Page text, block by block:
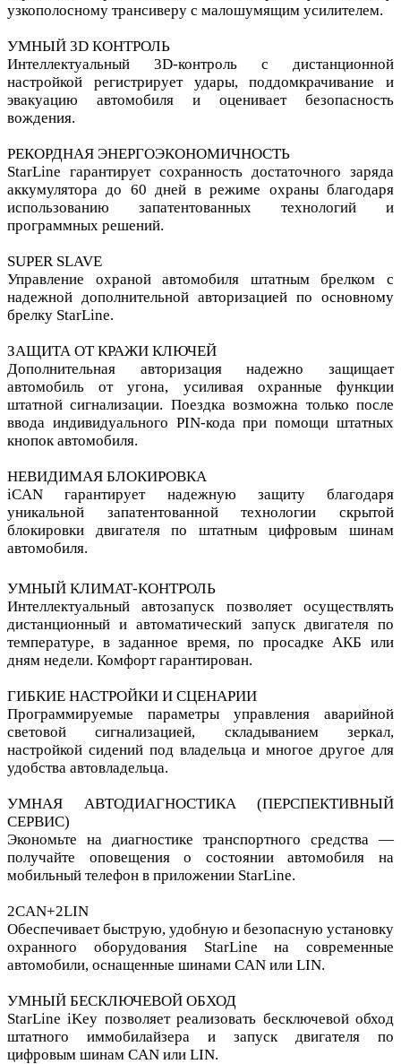
узкополосному трансиверу с малошумящим усилителем.
УМНЫЙ 3D КОНТРОЛЬ
Интеллектуальный 3D-контроль с дистанционной
настройкой регистрирует удары, поддомкрачивание и
эвакуацию автомобиля и оценивает безопасность
вождения.
РЕКОРДНАЯ ЭНЕРГОЭКОНОМИЧНОСТЬ
StarLine гарантирует сохранность достаточного заряда
аккумулятора до 60 дней в режиме охраны благодаря
использованию запатентованных технологий и
программных решений.
SUPER SLAVE
Управление охраной автомобиля штатным брелком с
надежной дополнительной авторизацией по основному
брелку StarLine.
ЗАЩИТА ОТ КРАЖИ КЛЮЧЕЙ
Дополнительная авторизация надежно защищает
автомобиль от угона, усиливая охранные функции
штатной сигнализации. Поездка возможна только после
ввода индивидуального PIN-кода при помощи штатных
кнопок автомобиля.
НЕВИДИМАЯ БЛОКИРОВКА
iCAN гарантирует надежную защиту благодаря
уникальной запатентованной технологии скрытой
блокировки двигателя по штатным цифровым шинам
автомобиля.
УМНЫЙ КЛИМАТ-КОНТРОЛЬ
Интеллектуальный автозапуск позволяет осуществлять
дистанционный и автоматический запуск двигателя по
температуре, в заданное время, по просадке АКБ или
дням недели. Комфорт гарантирован.
ГИБКИЕ НАСТРОЙКИ И СЦЕНАРИИ
Программируемые параметры управления аварийной
световой сигнализацией, складыванием зеркал,
настройкой сидений под владельца и многое другое для
удобства автовладельца.
УМНАЯ АВТОДИАГНОСТИКА (ПЕРСПЕКТИВНЫЙ
СЕРВИС)
Экономьте на диагностике транспортного средства —
получайте оповещения о состоянии автомобиля на
мобильный телефон в приложении StarLine.
2CAN+2LIN
Обеспечивает быструю, удобную и безопасную установку
охранного оборудования StarLine на современные
автомобили, оснащенные шинами CAN или LIN.
УМНЫЙ БЕСКЛЮЧЕВОЙ ОБХОД
StarLine iKey позволяет реализовать бесключевой обход
штатного иммобилайзера и запуск двигателя по
цифровым шинам CAN или LIN.